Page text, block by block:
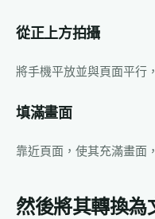
從正上方拍攝
將手機平放並與頁面平行
填滿畫面
靠近頁面，使其充滿畫面
然後將其轉換為